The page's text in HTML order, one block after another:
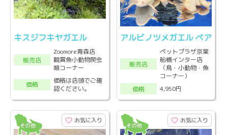
キスジフキヤガエル
販売店
Zoomore青森店
観賞魚小動物爬虫
類コーナー
価格
価格は店頭でご確
認ください。
アルビノツメガエル ペア
販売店
ペットプラザ京葉
船橋インター店
（鳥・小動物・魚
コーナー）
価格
4,950円
お気に入り お気に入り